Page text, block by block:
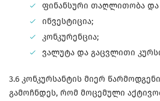
ფინანსური თაღლითობა
ინვესტიცია;
კონკურენცია;
ვალუტა და გაცვლითი
3.6 კონკურსანტის მიერ
გამოჩნდეს, რომ მოცემული